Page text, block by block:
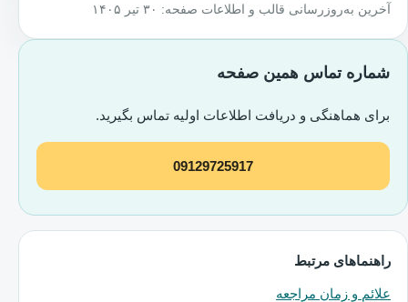
آخرین به‌روزرسانی قالب و اطلاعات صفحه: ۳۰ تیر ۱۴۰۵
شماره تماس همین صفحه
برای هماهنگی و دریافت اطلاعات اولیه تماس بگیرید.
09129725917
راهنماهای مرتبط
علائم و زمان مراجعه